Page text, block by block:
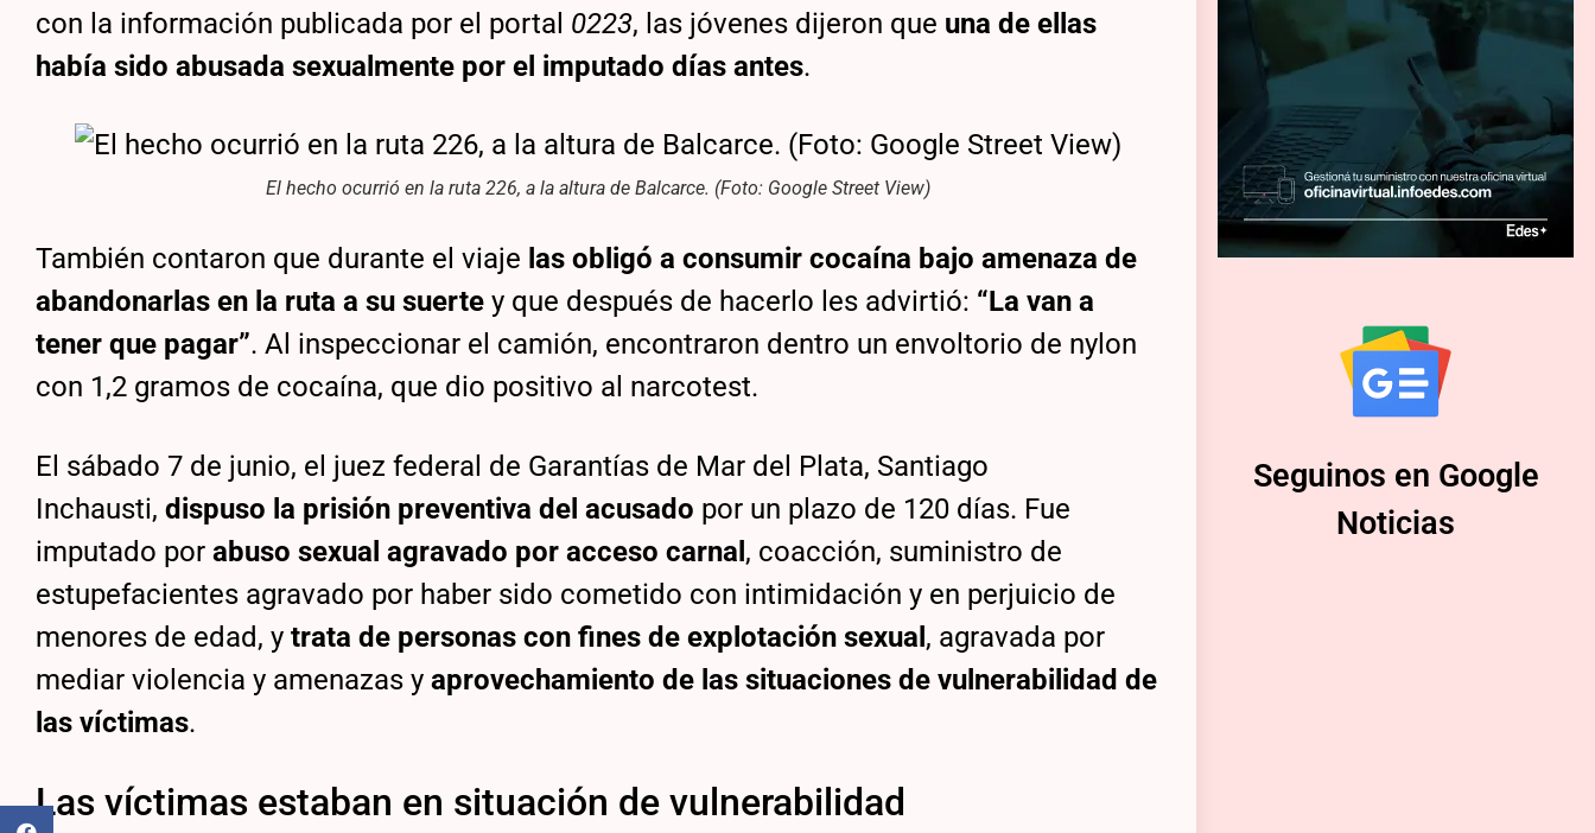
con la información publicada por el portal 0223, las jóvenes dijeron que una de ellas
había sido abusada sexualmente por el imputado días antes.
El hecho ocurrió en la ruta 226, a la altura de Balcarce. (Foto: Google Street View)
También contaron que durante el viaje las obligó a consumir cocaína bajo amenaza de
abandonarlas en la ruta a su suertey que después de hacerlo les advirtió: “La van a
tener que pagar”. Al inspeccionar el camión, encontraron dentro un envoltorio de nylon
con 1,2 gramos de cocaína, que dio positivo al narcotest.
El sábado 7 de junio, el juez federal de Garantías de Mar del Plata, Santiago
Inchausti,dispuso la prisión preventiva del acusado por un plazo de 120 días. Fue
imputado porabuso sexual agravado por acceso carnal, coacción, suministro de
estupefacientes agravado por haber sido cometido con intimidación y en perjuicio de
menores de edad, ytrata de personas con fines de explotación sexual, agravada por
mediar violencia y amenazas yaprovechamiento de las situaciones de vulnerabilidad de
las víctimas.
Las víctimas estaban en situación de vulnerabilidad
Seguinos en Google
Noticias